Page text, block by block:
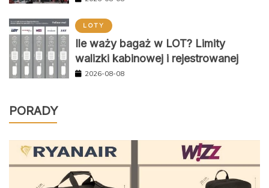
LOTY
Ile waży bagaż w LOT? Limity
walizki kabinowej i rejestrowanej
2026-08-08
PORADY